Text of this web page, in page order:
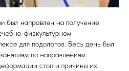
был направлен на получение
физкультурном
для подологов. Весь день был
по направлениям
стоп и причины их